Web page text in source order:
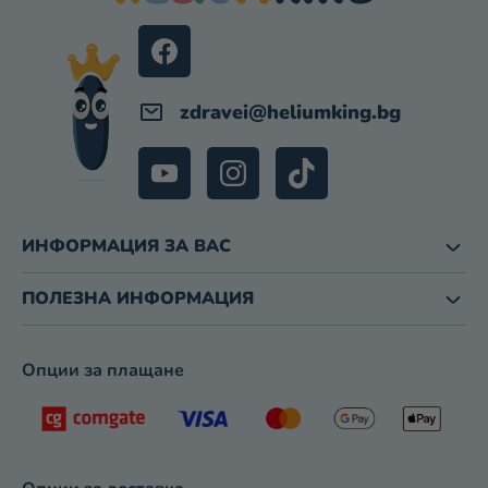
И
З
Б
Р
О
А
Н
Е
zdravei@heliumking.bg
ИНФОРМАЦИЯ ЗА ВАС
ПОЛЕЗНА ИНФОРМАЦИЯ
Опции за плащане